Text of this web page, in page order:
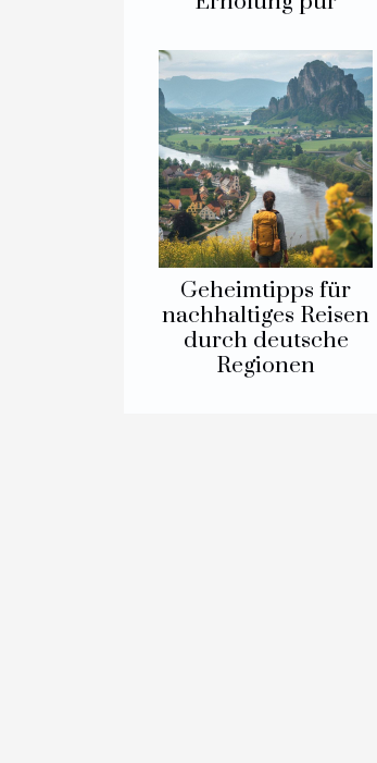
Geheimtipps für
nachhaltiges Reisen
durch deutsche
Regionen